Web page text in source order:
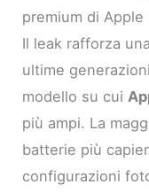
premium di Apple
Il leak rafforza
ultime
modello su cui
più ampi. La
batterie più
configurazioni